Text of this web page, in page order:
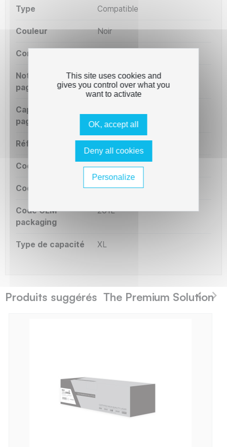
Type Compatible
Couleur Noir
Constructeur
Notre capacité
pages
20000 pages
Capacité OEM
pages
Référence OEM MLT-D201L
Code court ST201L
Code série ST201
Code OEM
packaging
201L
Type de capacité XL
Produits suggérés The Premium Solution
This site uses cookies and
gives you control over what you
want to activate
OK, accept all
Deny all cookies
Personalize